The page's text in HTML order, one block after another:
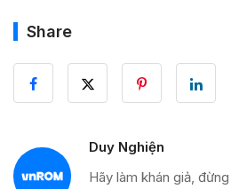
Share
Duy Nghiện
Hãy làm khán giả,